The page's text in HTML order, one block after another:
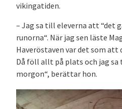
vikingatiden.
– Jag sa till eleverna att “det
runorna“. När jag sen läste
Haveröstaven var det som
Då föll allt på plats och jag sa
morgon“, berättar hon.